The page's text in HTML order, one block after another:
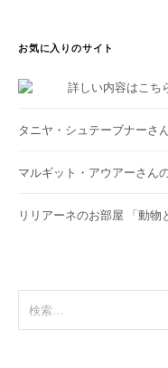
お気に入りのサイト
タニヤ・シュテーブナーさ
マルギット・アウアーさん
リリアーネのお部屋 「動
索: